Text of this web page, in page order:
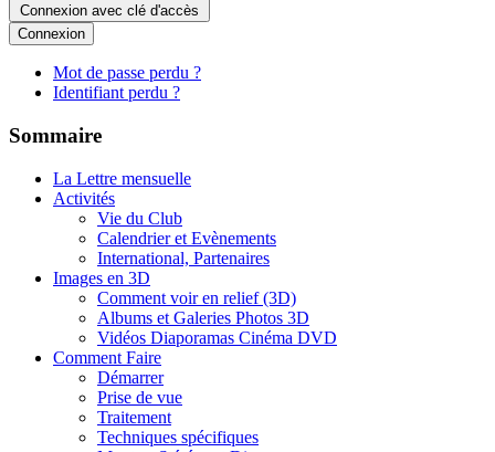
Connexion avec clé d'accès
Connexion
Mot de passe perdu ?
Identifiant perdu ?
Sommaire
La Lettre mensuelle
Activités
Vie du Club
Calendrier et Evènements
International, Partenaires
Images en 3D
Comment voir en relief (3D)
Albums et Galeries Photos 3D
Vidéos Diaporamas Cinéma DVD
Comment Faire
Démarrer
Prise de vue
Traitement
Techniques spécifiques